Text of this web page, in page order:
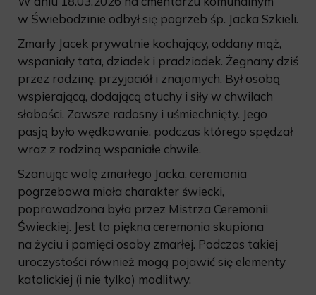
w Świebodzinie odbył się pogrzeb śp. Jacka Szkieli.
Zmarły Jacek prywatnie kochający, oddany mąż,
wspaniały tata, dziadek i pradziadek. Żegnany dziś
przez rodzinę, przyjaciół i znajomych. Był osobą
wspierającą, dodającą otuchy i siły w chwilach
słabości. Zawsze radosny i uśmiechnięty. Jego
pasją było wędkowanie, podczas którego spędzał
wraz z rodziną wspaniałe chwile.
Szanując wolę zmarłego Jacka, ceremonia
pogrzebowa miała charakter świecki,
poprowadzona była przez Mistrza Ceremonii
Świeckiej. Jest to piękna ceremonia skupiona
na życiu i pamięci osoby zmarłej. Podczas takiej
uroczystości również mogą pojawić się elementy
katolickiej (i nie tylko) modlitwy.